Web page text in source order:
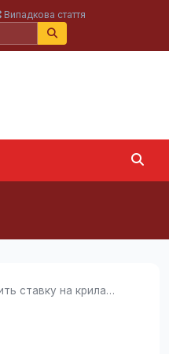
Випадкова стаття
РФ вже не робить ставку на крилаті ракети для...